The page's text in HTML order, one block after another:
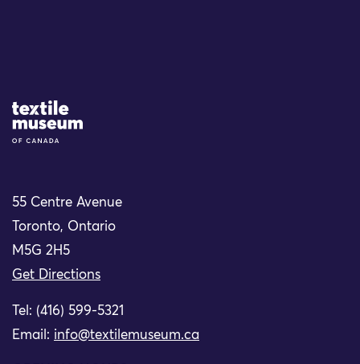
Site Logo
55 Centre Avenue
Toronto, Ontario
M5G 2H5
Get Directions
Tel: (416) 599-5321
Email: info@textilemuseum.ca